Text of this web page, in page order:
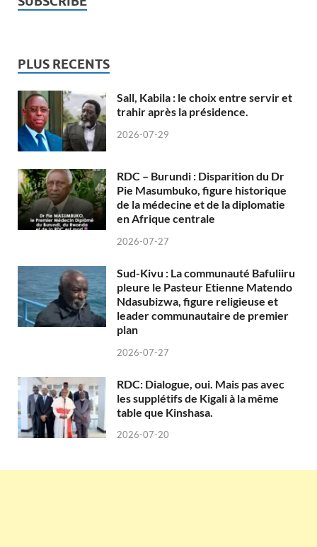
PLUS RECENTS
Sall, Kabila : le choix entre servir et
trahir après la présidence.
2026-07-29
RDC – Burundi : Disparition du Dr
Pie Masumbuko, figure historique
de la médecine et de la diplomatie
en Afrique centrale
2026-07-27
Sud-Kivu : La communauté Bafuliiru
pleure le Pasteur Etienne Matendo
Ndasubizwa, figure religieuse et
leader communautaire de premier
plan
2026-07-27
RDC: Dialogue, oui. Mais pas avec
les supplétifs de Kigali à la même
table que Kinshasa.
2026-07-20